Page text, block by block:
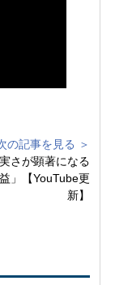
の記事を見る ＞
さが顕著になる
益」【YouTube更
新】